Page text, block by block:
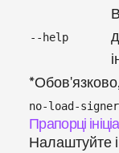
--help
no-load-signer
Прапорці
Налаштуйте